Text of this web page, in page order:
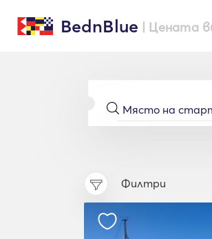
BednBlue | Цената
Филтри